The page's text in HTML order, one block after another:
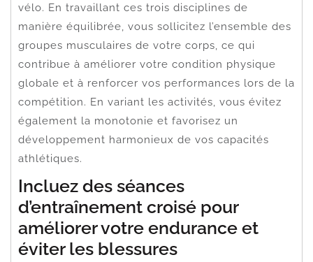
vélo. En travaillant ces trois disciplines de
manière équilibrée, vous sollicitez l’ensemble des
groupes musculaires de votre corps, ce qui
contribue à améliorer votre condition physique
globale et à renforcer vos performances lors de la
compétition. En variant les activités, vous évitez
également la monotonie et favorisez un
développement harmonieux de vos capacités
athlétiques.
Incluez des séances
d’entraînement croisé pour
améliorer votre endurance et
éviter les blessures